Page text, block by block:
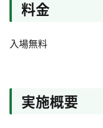
料金
入場無料
実施概要